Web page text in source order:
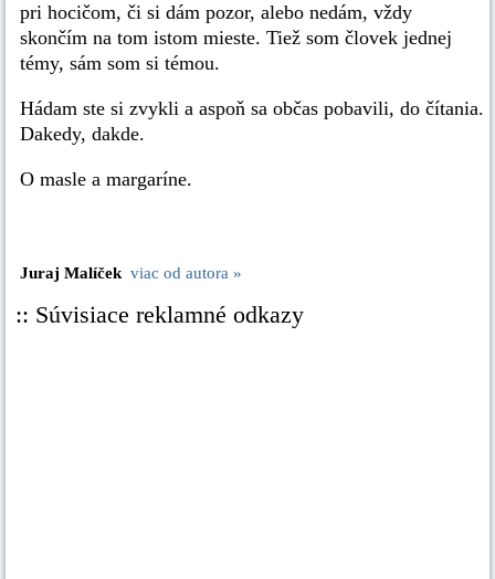
pri hocičom, či si dám pozor, alebo nedám, vždy
skončím na tom istom mieste. Tiež som človek jednej
témy, sám som si témou.
Hádam ste si zvykli a aspoň sa občas pobavili, do čítania.
Dakedy, dakde.
O masle a margaríne.
Juraj Malíček viac od autora »
:: Súvisiace reklamné odkazy